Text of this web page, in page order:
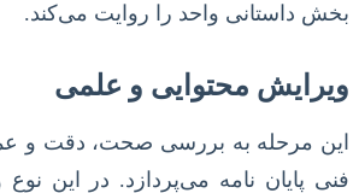
بخش داستانی واحد را روایت می‌کند.
ویرایش محتوایی و علمی
این مرحله به بررسی صحت، دقت و
فنی پایان نامه می‌پردازد. در این نوع